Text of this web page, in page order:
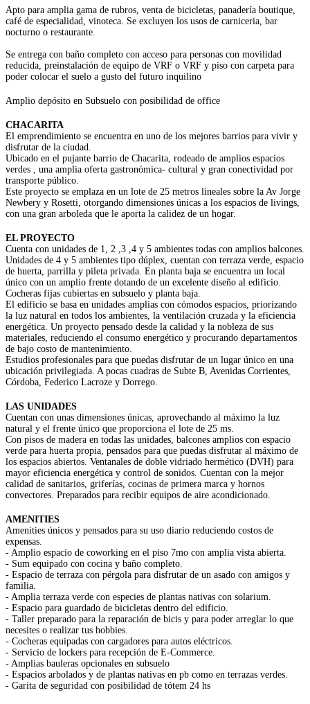
Apto para amplia gama de rubros, venta de bicicletas, panadería boutique,
café de especialidad, vinoteca. Se excluyen los usos de carniceria, bar
nocturno o restaurante.
Se entrega con baño completo con acceso para personas con movilidad
reducida, preinstalación de equipo de VRF o VRF y piso con carpeta para
poder colocar el suelo a gusto del futuro inquilino
Amplio depósito en Subsuelo con posibilidad de office
CHACARITA
El emprendimiento se encuentra en uno de los mejores barrios para vivir y
disfrutar de la ciudad.
Ubicado en el pujante barrio de Chacarita, rodeado de amplios espacios
verdes , una amplia oferta gastronómica- cultural y gran conectividad por
transporte público.
Este proyecto se emplaza en un lote de 25 metros lineales sobre la Av Jorge
Newbery y Rosetti, otorgando dimensiones únicas a los espacios de livings,
con una gran arboleda que le aporta la calidez de un hogar.
EL PROYECTO
Cuenta con unidades de 1, 2 ,3 ,4 y 5 ambientes todas con amplios balcones.
Unidades de 4 y 5 ambientes tipo dúplex, cuentan con terraza verde, espacio
de huerta, parrilla y pileta privada. En planta baja se encuentra un local
único con un amplio frente dotando de un excelente diseño al edificio.
Cocheras fijas cubiertas en subsuelo y planta baja.
El edificio se basa en unidades amplias con cómodos espacios, priorizando
la luz natural en todos los ambientes, la ventilación cruzada y la eficiencia
energética. Un proyecto pensado desde la calidad y la nobleza de sus
materiales, reduciendo el consumo energético y procurando departamentos
de bajo costo de mantenimiento.
Estudios profesionales para que puedas disfrutar de un lugar único en una
ubicación privilegiada. A pocas cuadras de Subte B, Avenidas Corrientes,
Córdoba, Federico Lacroze y Dorrego.
LAS UNIDADES
Cuentan con unas dimensiones únicas, aprovechando al máximo la luz
natural y el frente único que proporciona el lote de 25 ms.
Con pisos de madera en todas las unidades, balcones amplios con espacio
verde para huerta propia, pensados para que puedas disfrutar al máximo de
los espacios abiertos. Ventanales de doble vidriado hermético (DVH) para
mayor eficiencia energética y control de sonidos. Cuentan con la mejor
calidad de sanitarios, griferías, cocinas de primera marca y hornos
convectores. Preparados para recibir equipos de aire acondicionado.
AMENITIES
Amenities únicos y pensados para su uso diario reduciendo costos de
expensas.
- Amplio espacio de coworking en el piso 7mo con amplia vista abierta.
- Sum equipado con cocina y baño completo.
- Espacio de terraza con pérgola para disfrutar de un asado con amigos y
familia.
- Amplia terraza verde con especies de plantas nativas con solarium.
- Espacio para guardado de bicicletas dentro del edificio.
- Taller preparado para la reparación de bicis y para poder arreglar lo que
necesites o realizar tus hobbies.
- Cocheras equipadas con cargadores para autos eléctricos.
- Servicio de lockers para recepción de E-Commerce.
- Amplias bauleras opcionales en subsuelo
- Espacios arbolados y de plantas nativas en pb como en terrazas verdes.
- Garita de seguridad con posibilidad de tótem 24 hs